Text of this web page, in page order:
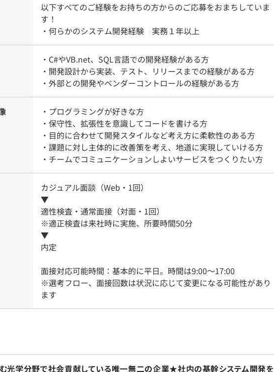
以下すべてのご経験をお持ちの方からのご応募をおまちしていま
す！
・何らかのシステム開発経験 実務１年以上
・C#やVB.net、SQL言語での開発経験がある方
・開発設計から実装、テスト、リリースまでの経験がある方
・外部との開発やベンダーコントロールの経験がある方
・プログラミングが好きな方
・保守性、拡張性を意識してコードを書ける方
・目的に合わせて開発スタイルなど考え方に柔軟性のある方
・課題に対し主体的に改善策を考え、地道に実現していける方
・チームでコミュニケーションしよいサービスをつくりたい方
カジュアル面談（Web・1回）
▼
適性検査・通常面接（対面・1回）
※適正検査は来社時に実施、所要時間50分
▼
内定
面接対応可能時間：基本的に平日。時間は9:00〜17:00
※選考フロー、面接回数は状況に応じて変更になる可能性があり
ます
光学分野で社会貢献している唯一無二の企業★社内の基幹システム開発を